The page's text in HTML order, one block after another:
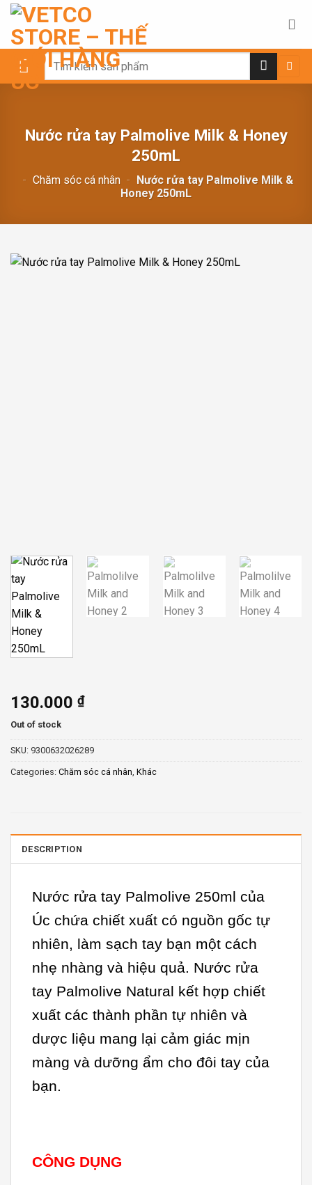
Chuyển
nội
dung
Search
Nước rửa tay Palmolive Milk & Honey
250mL
- Chăm sóc cá nhân -
Nước rửa tay Palmolive Milk &
Honey 250mL
130.000 ₫
Out of stock
SKU: 9300632026289
Categories: Chăm sóc cá nhân Khác
DESCRIPTION
Nước rửa tay Palmolive 250ml của
Úc chứa chiết xuất có nguồn gốc tự
nhiên, làm sạch tay bạn một cách
nhẹ nhàng và hiệu quả. Nước rửa
tay Palmolive Natural kết hợp chiết
xuất các thành phần tự nhiên và
dược liệu mang lại cảm giác mịn
màng và dưỡng ẩm cho đôi tay của
bạn.
CÔNG DỤNG